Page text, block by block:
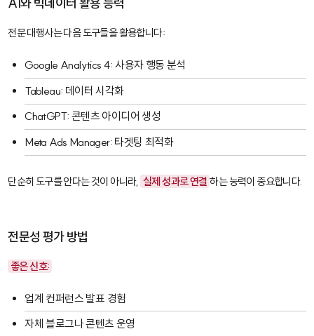
AI와 빅데이터 활용 능력
전문 대행사는 다음 도구들을 활용합니다:
Google Analytics 4: 사용자 행동 분석
Tableau: 데이터 시각화
ChatGPT: 콘텐츠 아이디어 생성
Meta Ads Manager: 타겟팅 최적화
단순히 도구를 안다는 것이 아니라, 실제 성과로 연결 하는 능력이 중요합니다.
전문성 평가 방법
좋은 신호:
업계 컨퍼런스 발표 경험
자체 블로그나 콘텐츠 운영